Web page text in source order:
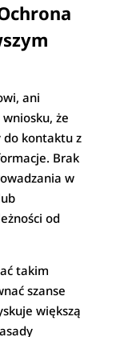
ani
że
do kontaktu z
Brak
w
od
takim
szanse
większą